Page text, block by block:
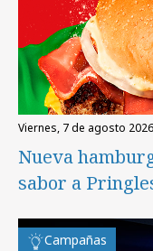
viernes, 7 de agosto 2026
Nueva
sabor a
Campañas